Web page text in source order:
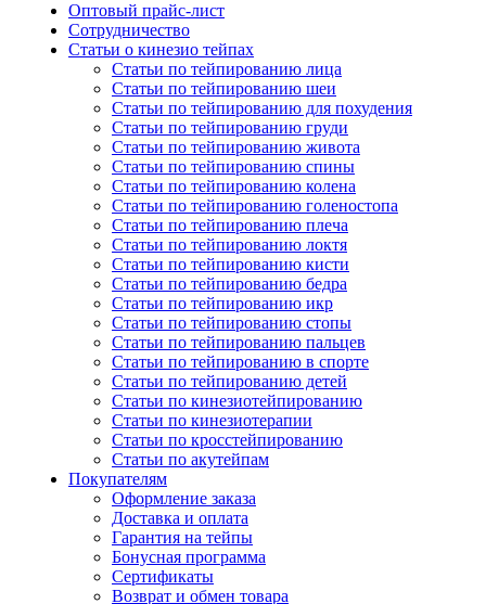
Оптовый прайс-лист
Сотрудничество
Статьи о кинезио тейпах
Статьи по тейпированию лица
Статьи по тейпированию шеи
Статьи по тейпированию для похудения
Статьи по тейпированию груди
Статьи по тейпированию живота
Статьи по тейпированию спины
Статьи по тейпированию колена
Статьи по тейпированию голеностопа
Статьи по тейпированию плеча
Статьи по тейпированию локтя
Статьи по тейпированию кисти
Статьи по тейпированию бедра
Статьи по тейпированию икр
Статьи по тейпированию стопы
Статьи по тейпированию пальцев
Статьи по тейпированию в спорте
Статьи по тейпированию детей
Статьи по кинезиотейпированию
Статьи по кинезиотерапии
Статьи по кросстейпированию
Статьи по акутейпам
Покупателям
Оформление заказа
Доставка и оплата
Гарантия на тейпы
Бонусная программа
Сертификаты
Возврат и обмен товара